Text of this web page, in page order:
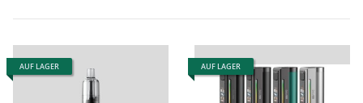
AUF LAGER AUF LAGER